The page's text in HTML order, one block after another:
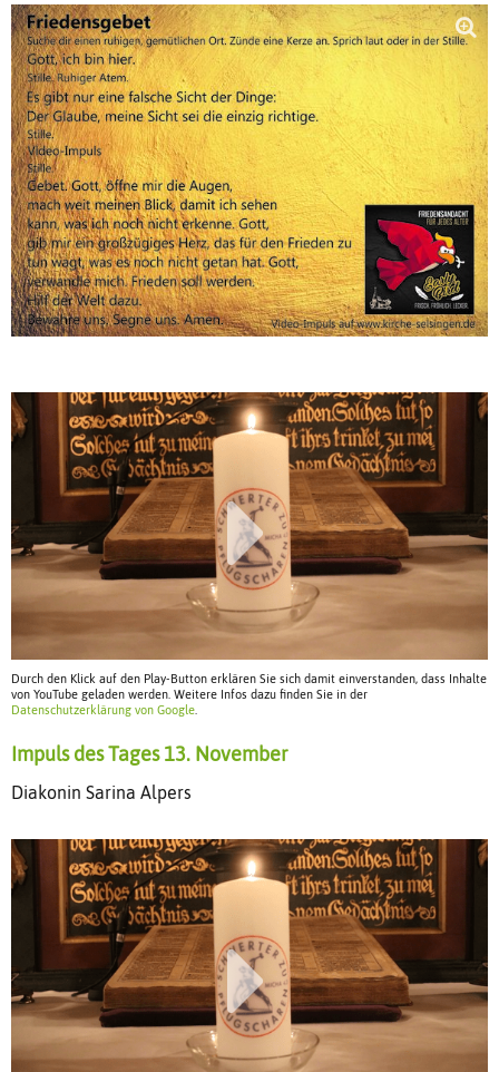
Durch den Klick auf den Play-Button erklären Sie sich damit einverstanden, dass Inhalte
von YouTube geladen werden. Weitere Infos dazu finden Sie in der
Datenschutzerklärung von Google.
Impuls des Tages 13. November
Diakonin Sarina Alpers